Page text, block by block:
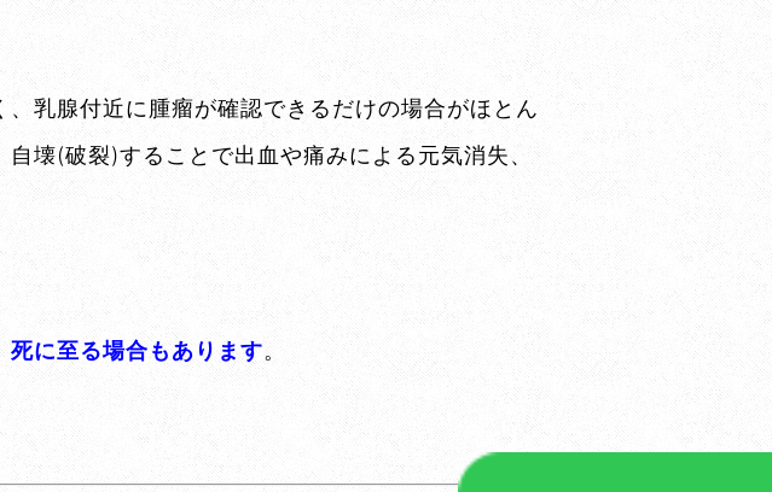
乳腺付近に腫瘤が確認できるだけの場合がほとん
壊(破裂)することで出血や痛みによる元気消失、
に至る場合もあります。